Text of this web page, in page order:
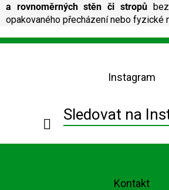
a rovnoměrných stěn či stropůbez
opakovaného přecházení nebo fyzické
Z
Instagram
Sledovat na
Kontakt